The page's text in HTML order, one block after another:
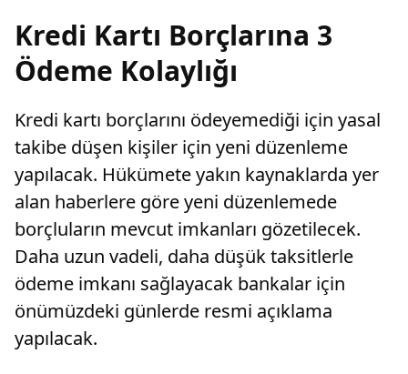
Kredi Kartı Borçlarına 3
Ödeme Kolaylığı
Kredi kartı borçlarını ödeyemediği için yasal
takibe düşen kişiler için yeni düzenleme
yapılacak. Hükümete yakın kaynaklarda yer
alan haberlere göre yeni düzenlemede
borçluların mevcut imkanları gözetilecek.
Daha uzun vadeli, daha düşük taksitlerle
ödeme imkanı sağlayacak bankalar için
önümüzdeki günlerde resmi açıklama
yapılacak.